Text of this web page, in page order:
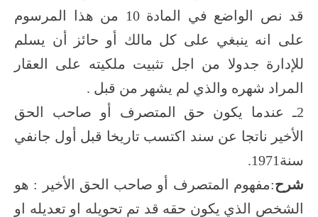
قد نص الواضع في المادة 10 من هذا المرسوم
على انه ينبغي على كل مالك أو حائز أن يسلم
للإدارة جدولا من اجل تثبيت ملكيته على العقار
المراد شهره والذي لم يشهر من قبل .
2ـ عندما يكون حق المتصرف أو صاحب الحق
الأخير ناتجا عن سند اكتسب تاريخا قبل أول جانفي
سنة1971.
شرح:مفهوم المتصرف أو صاحب الحق الأخير : هو
الشخص الذي يكون حقه قد تم تحويله او تعديله او